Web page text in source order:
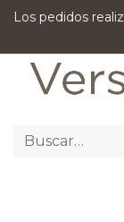
Los pedidos